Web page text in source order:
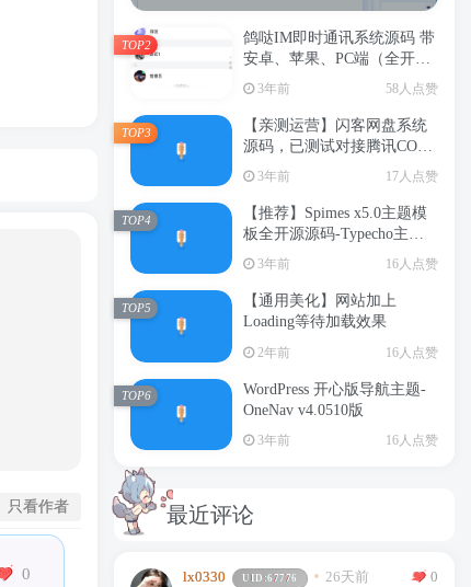
只看作者
0
鸽哒IM即时通讯系统源码 带
安卓、苹果、PC端（全开
源）+详细部署教程
3年前 58人点赞
TOP2
【亲测运营】闪客网盘系统
源码，已测试对接腾讯COS
及本地和支付（支持限速+按
时收费+文件分享+可对接易
支付）- 修复版
3年前 17人点赞
TOP3
【推荐】Spimes x5.0主题模
板全开源源码-Typecho主题
模板(亲测不报错)
3年前 16人点赞
TOP4
【通用美化】网站加上
Loading等待加载效果
2年前 16人点赞
TOP5
WordPress 开心版导航主题-
OneNav v4.0510版
3年前 16人点赞
TOP6
最近评论
lx0330 UID:67776 26天前
0